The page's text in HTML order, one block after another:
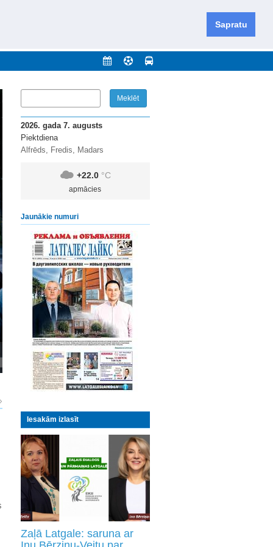
Sapratu
novadu un apkārtējos novadus un pilsētas.
Glābējsilīte – iespēja izvēlēties
2026. gada 7. augusts
Piektdiena
Alfrēds, Fredis, Madars
+22.0 °C
apmācies
Jaunākie numuri
Iesakām izlasīt
Zaļā Latgale: saruna ar